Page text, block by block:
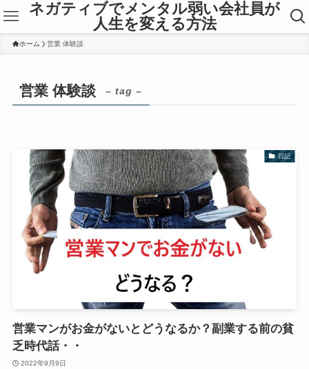
ネガティブでメンタル弱い会社員が
人生を変える方法
ホーム 営業 体験談
営業 体験談 – tag –
日記
営業マンがお金がないとどうなるか？副業する前の貧
乏時代話・・
2022年9月9日